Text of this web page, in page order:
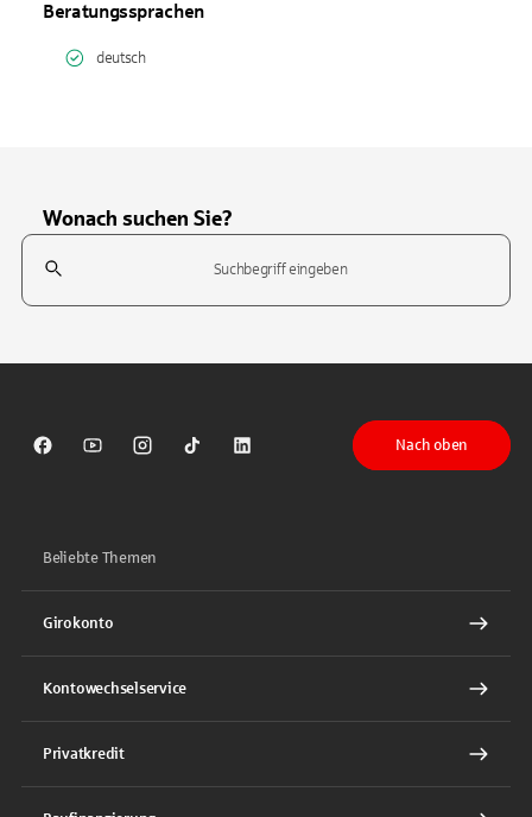
Beratungssprachen
deutsch
Wonach suchen Sie?
Suchfeld
Sparkasse auf Facebook
Sparkasse auf Youtube
Sparkasse auf Instagram
Sparkasse auf TikTok
Sparkasse auf LinkedIn
Nach oben
Beliebte Themen
Girokonto
Kontowechselservice
Privatkredit